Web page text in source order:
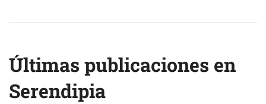
Últimas publicaciones en
Serendipia